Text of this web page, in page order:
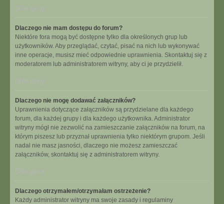
Na górę
Dlaczego nie mam dostępu do forum?
Niektóre fora mogą być dostępne tylko dla określonych grup lub
użytkowników. Aby przeglądać, czytać, pisać na nich lub wykonywać
inne operacje, musisz mieć odpowiednie uprawnienia. Skontaktuj się z
moderatorem lub administratorem witryny, aby ci je przydzielił.
Na górę
Dlaczego nie mogę dodawać załączników?
Uprawnienia dotyczące załączników są przydzielane dla każdego
forum, dla każdej grupy i dla każdego użytkownika. Administrator
witryny mógł nie zezwolić na zamieszczanie załączników na forum, na
którym piszesz lub przyznał uprawnienia tylko niektórym grupom. Jeśli
nadal nie masz jasności, dlaczego nie możesz zamieszczać
załączników, skontaktuj się z administratorem witryny.
Na górę
Dlaczego otrzymałem/otrzymałam ostrzeżenie?
Każdy administrator witryny ma swoje zasady i regulaminy